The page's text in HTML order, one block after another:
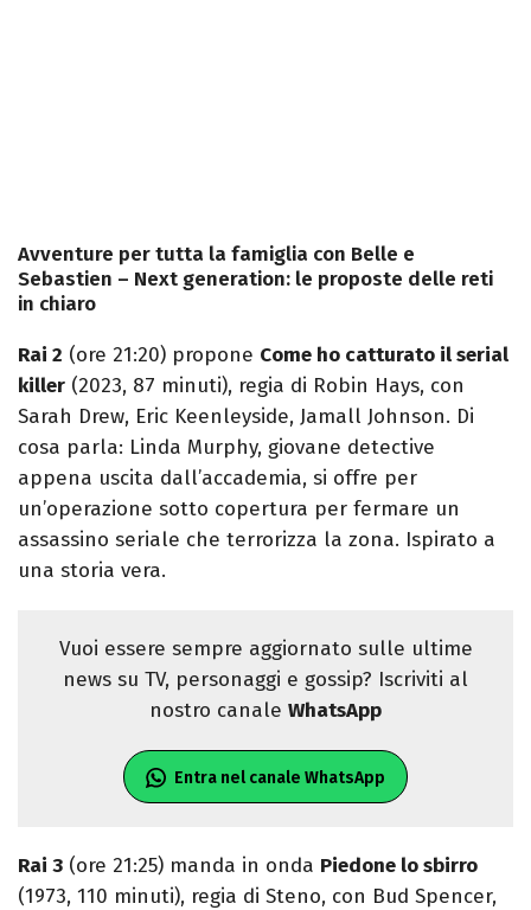
Avventure per tutta la famiglia con Belle e
Sebastien – Next generation: le proposte delle reti
in chiaro
Rai 2 (ore 21:20) propone Come ho catturato il serial
killer (2023, 87 minuti), regia di Robin Hays, con
Sarah Drew, Eric Keenleyside, Jamall Johnson. Di
cosa parla: Linda Murphy, giovane detective
appena uscita dall’accademia, si offre per
un’operazione sotto copertura per fermare un
assassino seriale che terrorizza la zona. Ispirato a
una storia vera.
Vuoi essere sempre aggiornato sulle ultime
news su TV, personaggi e gossip? Iscriviti al
nostro canale WhatsApp
Entra nel canale WhatsApp
Rai 3 (ore 21:25) manda in onda Piedone lo sbirro
(1973, 110 minuti), regia di Steno, con Bud Spencer,